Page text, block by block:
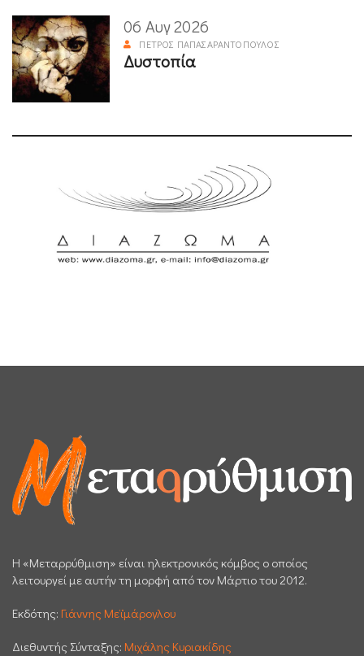
06 Αυγ 2026
ΠΈΤΡΟΣ ΠΑΠΑΣΑΡΑΝΤΌΠΟΥΛΟΣ
Δυστοπία
H «Μεταρρύθμιση» είναι ηλεκτρονικός κόμβος ο οποίος
λειτουργεί με αυτήν τη μορφή από τον Μάρτιο του 2012.
Εκδότης: Γιάννης Μεϊμάρογλου
Διεθυντής Σύνταξης: Μιχάλης Κυριακίδης